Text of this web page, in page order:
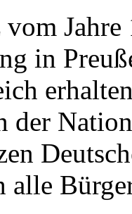
in
der
alle